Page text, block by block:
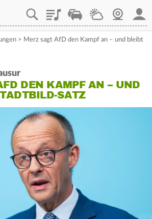
PlaylistStaupilotWetterWebcam
> Merz sagt AfD den Kampf an – und bleibt
DEN KAMPF AN – UND
SATZ